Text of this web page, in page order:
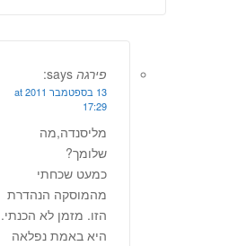
פירגה says:
13 בספטמבר 2011 at
17:29
מליסנדה,מה
שלומך?
כמעט שכחתי
מהמוסקה הנהדרת
הזו. מזמן לא הכנתי.
היא באמת נפלאה